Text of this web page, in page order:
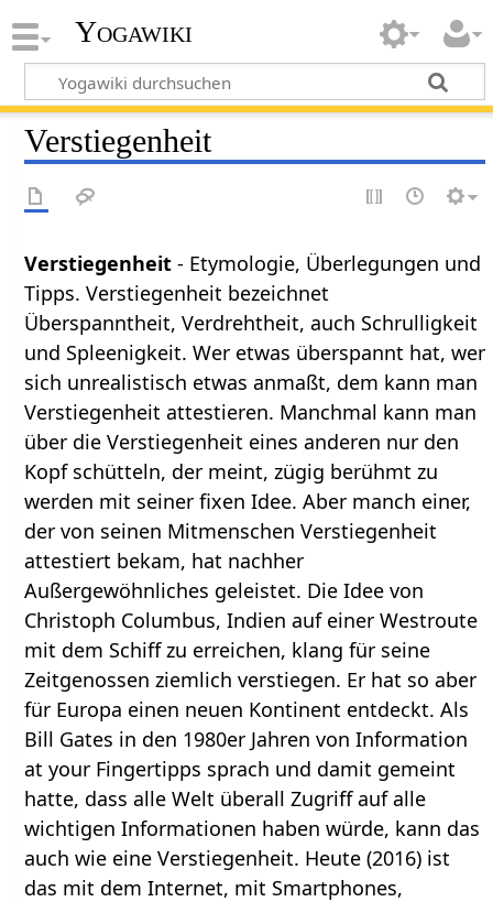
Yogawiki
Verstiegenheit
Verstiegenheit - Etymologie, Überlegungen und
Tipps. Verstiegenheit bezeichnet
Überspanntheit, Verdrehtheit, auch Schrulligkeit
und Spleenigkeit. Wer etwas überspannt hat, wer
sich unrealistisch etwas anmaßt, dem kann man
Verstiegenheit attestieren. Manchmal kann man
über die Verstiegenheit eines anderen nur den
Kopf schütteln, der meint, zügig berühmt zu
werden mit seiner fixen Idee. Aber manch einer,
der von seinen Mitmenschen Verstiegenheit
attestiert bekam, hat nachher
Außergewöhnliches geleistet. Die Idee von
Christoph Columbus, Indien auf einer Westroute
mit dem Schiff zu erreichen, klang für seine
Zeitgenossen ziemlich verstiegen. Er hat so aber
für Europa einen neuen Kontinent entdeckt. Als
Bill Gates in den 1980er Jahren von Information
at your Fingertipps sprach und damit gemeint
hatte, dass alle Welt überall Zugriff auf alle
wichtigen Informationen haben würde, kann das
auch wie eine Verstiegenheit. Heute (2016) ist
das mit dem Internet, mit Smartphones,